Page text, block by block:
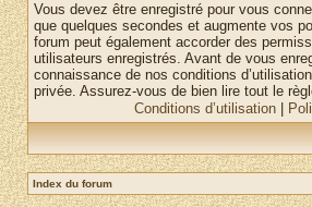
Vous devez être enregistré pour vous
que quelques secondes et augmente vos
forum peut également accorder des
utilisateurs enregistrés. Avant de vous
connaissance de nos conditions
privée. Assurez-vous de bien lire tout le
Conditions d’utilisation
Index du forum